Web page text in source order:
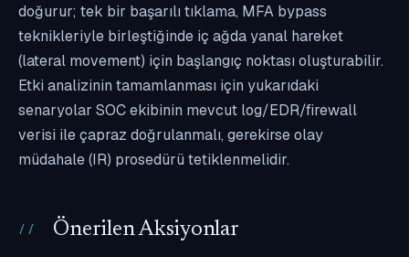
doğurur; tek bir başarılı tıklama, MFA bypass
teknikleriyle birleştiğinde iç ağda yanal hareket
(lateral movement) için başlangıç noktası oluşturabilir.
Etki analizinin tamamlanması için yukarıdaki
senaryolar SOC ekibinin mevcut log/EDR/firewall
verisi ile çapraz doğrulanmalı, gerekirse olay
müdahale (IR) prosedürü tetiklenmelidir.
Önerilen Aksiyonlar